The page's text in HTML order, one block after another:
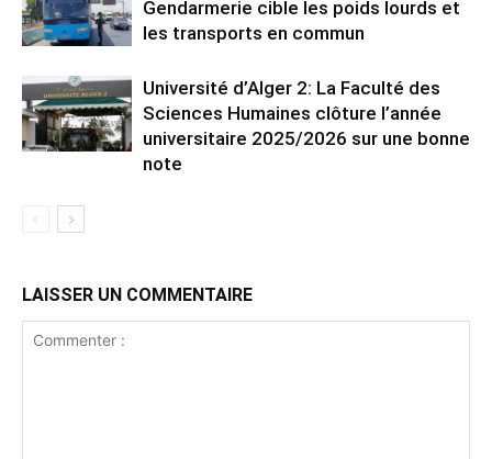
Gendarmerie cible les poids lourds et
les transports en commun
Université d’Alger 2: La Faculté des
Sciences Humaines clôture l’année
universitaire 2025/2026 sur une bonne
note
LAISSER UN COMMENTAIRE